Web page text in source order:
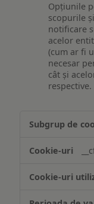
Opțiunile
scopurile
notificare
acelor
(cum ar fi
necesar
cât și
respective.
Asigurarea
funcționalităților
website-
ului